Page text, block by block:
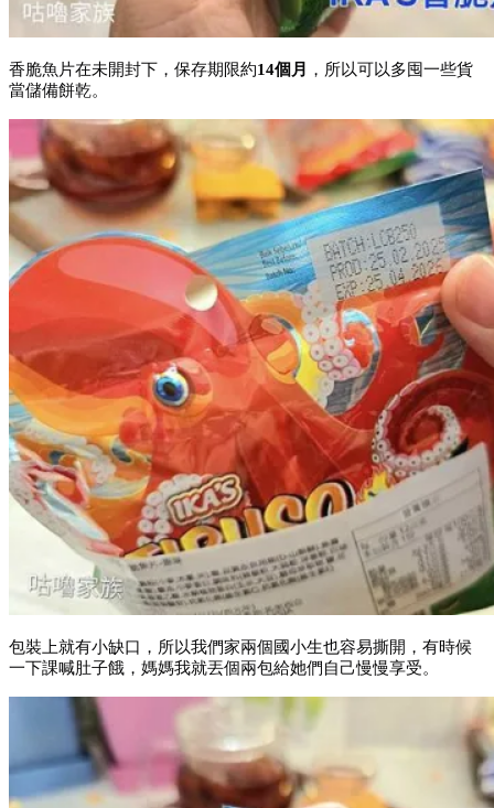
香脆魚片在未開封下，保存期限約14個月
，所以可以多囤一些貨
當儲備餅乾。
包裝上就有小缺口，所以我們家兩個國小生也容易撕開，有時候
一下課喊肚子餓，媽媽我就丟個兩包給她們自己慢慢享受。